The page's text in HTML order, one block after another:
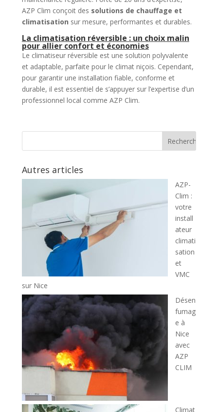
AZP Clim conçoit des solutions de chauffage et
climatisation sur mesure, performantes et durables.
La climatisation réversible : un choix malin
pour allier confort et économies
Le climatiseur réversible est une solution polyvalente
et adaptable, parfaite pour le climat niçois. Cependant,
pour garantir une installation fiable, conforme et
durable, il est essentiel de s’appuyer sur l’expertise d’un
professionnel local comme AZP Clim.
Autres articles
AZP-
Clim :
votre
install
ateur
climati
sation
et
VMC
sur Nice
Désen
fumag
e à
Nice
avec
AZP
CLIM
Climat